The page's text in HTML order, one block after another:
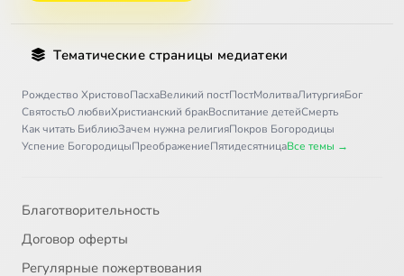
Тематические страницы медиатеки
Рождество ХристовоПасхаВеликий постПостМолитваЛитургияБог
СвятостьО любвиХристианский бракВоспитание детейСмерть
Как читать БиблиюЗачем нужна религияПокров Богородицы
Успение БогородицыПреображениеПятидесятницаВсе темы →
Благотворительность
Договор оферты
Регулярные пожертвования